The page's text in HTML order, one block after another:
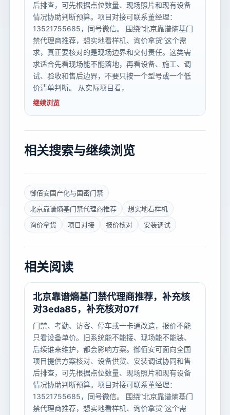
后排查，可先根据点位数量、现场照片和现有设备
情况协助判断预算。项目对接可联系董经理：
13521755685，同号微信。 围绕“北京靠谱熵基门
禁代理商推荐，想实地看样机、询价拿货”这个需
求，真正要核对的是现场边界和交付责任。这类需
求适合先看现场能不能落地，再看设备、施工、调
试、验收和售后边界，不要只按一个型号或一个低
价清单判断。 从实际项目看，
继续浏览
相关搜索与继续浏览
御佰安国产化与国密门禁
北京靠谱熵基门禁代理商推荐
想实地看样机
询价拿货
项目对接 报价核对 安装调试
相关阅读
北京靠谱熵基门禁代理商推荐，补充核
对3eda85，补充核对07f
门禁、考勤、访客、停车或一卡通改造，报价不能
只看设备单价。旧系统能不能接、现场能不能装、
后续谁来维护，都会影响方案。御佰安可面向全国
项目提供方案核对、设备供货、安装调试协同和售
后排查，可先根据点位数量、现场照片和现有设备
情况协助判断预算。项目对接可联系董经理：
13521755685，同号微信。 围绕“北京靠谱熵基门
禁代理商推荐，想实地看样机、询价拿货”这个需